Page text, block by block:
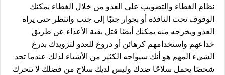
نظام الغطاء والتصويب على العدو من خلال الغطاء يمكنك
الوقوف تحت النافذة أو بجوار جنبًا إلى جنب وانتظر حتى يراه
العدو ويخرجه منه يمكنك أيضًا قتل بقية الأعداء عن طريق
خداعهم واستخدامهم كرهائن أو دروع للعدو لتزويدك بدرع
الشيء المهم هو أنك سيواجه الكثير من الأشياء لذلك عندما تجد
شخصًا يحمل سلاحًا ضدك وليس لديك سلاح من فضلك لا تتحرك